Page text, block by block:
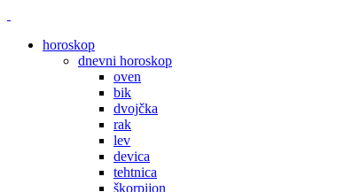
horoskop
dnevni horoskop
oven
bik
dvojčka
rak
lev
devica
tehtnica
škorpijon